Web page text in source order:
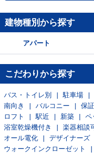
建物種別から探す
アパート
こだわりから探す
バス・トイレ別 駐車場
南向き
バルコニー 保
ロフト
駅近 新築 ペ
浴室乾燥機付き
楽器相談
オール電化
デザイナーズ
ウォークインクローゼット